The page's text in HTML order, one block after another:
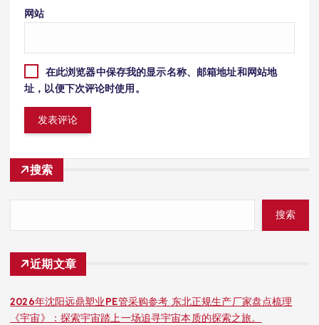
网站
在此浏览器中保存我的显示名称、邮箱地址和网站地
址，以便下次评论时使用。
搜索
搜索
近期文章
2026年沈阳远鼎塑业PE管采购参考 东北正规生产厂家盘点梳理
《宇宙》：探索宇宙踏上一场追寻宇宙本质的探索之旅。